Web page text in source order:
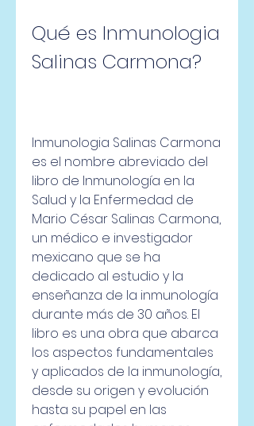
Qué es Inmunologia
Salinas Carmona?
Inmunologia Salinas Carmona
es el nombre abreviado del
libro de Inmunología en la
Salud y la Enfermedad de
Mario César Salinas Carmona,
un médico e investigador
mexicano que se ha
dedicado al estudio y la
enseñanza de la inmunología
durante más de 30 años. El
libro es una obra que abarca
los aspectos fundamentales
y aplicados de la inmunología,
desde su origen y evolución
hasta su papel en las